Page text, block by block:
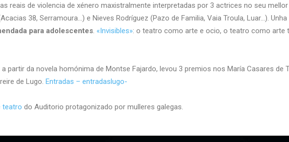
reais de violencia de xénero maxistralmente interpretadas por 3 actrices no seu
38, Serramoura…) e Nieves Rodríguez (Pazo de Familia, Vaia Troula, Luar…).
para adolescentes. «Invisibles»: o teatro como arte e ocio, o teatro como arte
partir da novela homónima de Montse Fajardo, levou 3 premios nos María Casares de
de Lugo. Entradas – entradaslugo-
teatro do Auditorio protagonizado por mulleres galegas.